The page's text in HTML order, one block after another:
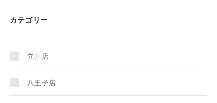
カテゴリー
立川店
八王子店